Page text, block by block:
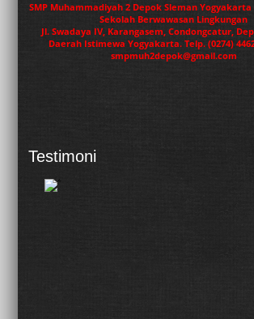
SMP Muhammadiyah 2 Depok Sleman
Sekolah Berwawasan Lingkungan
Jl. Swadaya IV, Karangasem, Condongcatur,
Daerah Istimewa Yogyakarta. Telp. (0274)
smpmuh2depok@gmail.com
Testimoni